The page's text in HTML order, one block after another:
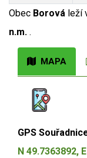
Obec Borová leží
n.m. .
MAPA
GPS
N 49.7363892, E